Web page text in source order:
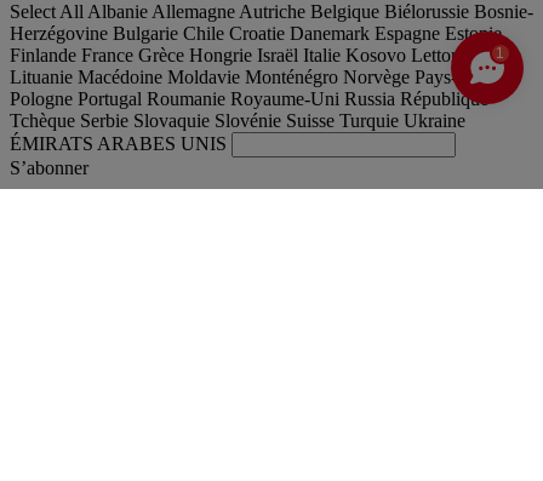
Select All Albanie Allemagne Autriche Belgique Biélorussie Bosnie-
Herzégovine Bulgarie Chile Croatie Danemark Espagne Estonie
Finlande France Grèce Hongrie Israël Italie Kosovo Lettonie
Lituanie Macédoine Moldavie Monténégro Norvège Pays-Bas
Pologne Portugal Roumanie Royaume-Uni Russia République
Tchèque Serbie Slovaquie Slovénie Suisse Turquie Ukraine
ÉMIRATS ARABES UNIS
S’abonner
1